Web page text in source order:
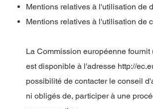
Mentions relatives à l'utilisation de
Mentions relatives à l'utilisation de
La Commission européenne
est disponible à l'adresse http://
possibilité de contacter le conseil
ni obligés de, participer à une